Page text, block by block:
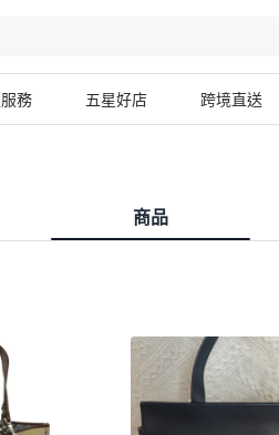
務 五星好店 跨境直送
商品